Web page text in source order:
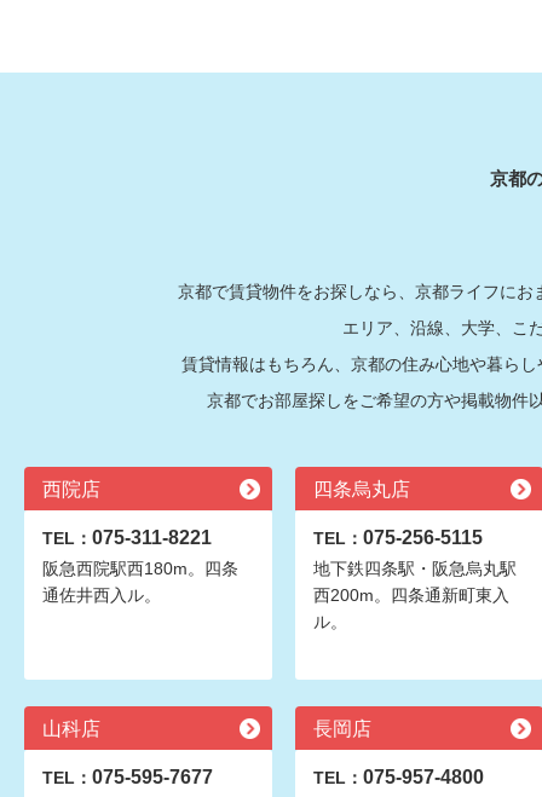
京都
京都で賃貸物件をお探しなら、京都ライフに
エリア、沿線、大学、こ
賃貸情報はもちろん、京都の住み心地や暮ら
京都でお部屋探しをご希望の方や掲載物件
西院店
TEL： 075-311-8221
阪急西院駅西180m。四条
通佐井西入ル。
四条烏丸店
TEL： 075-256-5115
地下鉄四条駅・阪急烏丸駅
西200m。四条通新町東入
ル。
山科店
TEL： 075-595-7677
長岡店
TEL： 075-957-4800